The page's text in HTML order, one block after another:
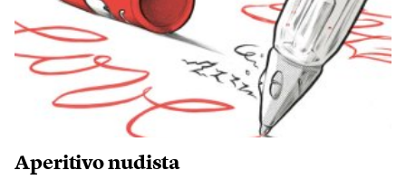
Aperitivo nudista